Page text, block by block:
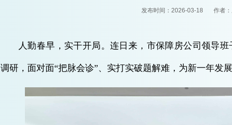
发布时间：2026-03-18 作者
人勤春早，实干开局。连日来，市保障房公司领导
调研，面对面“把脉会诊”、实打实破题解难，为新一年发